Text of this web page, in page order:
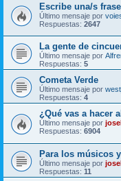
Escribe una/s
Último mensaje por
Respuestas: 2647
La gente de
Último mensaje por
Respuestas: 5
Cometa Verde
Último mensaje por
Respuestas: 4
¿Qué vas a hacer
Último mensaje por
Respuestas: 6904
Para los músicos
Último mensaje por
Respuestas: 11